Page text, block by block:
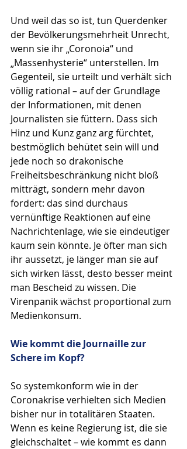
Und weil das so ist, tun Querdenker
der Bevölkerungsmehrheit Unrecht,
wenn sie ihr „Coronoia“ und
„Massenhysterie“ unterstellen. Im
Gegenteil, sie urteilt und verhält sich
völlig rational – auf der Grundlage
der Informationen, mit denen
Journalisten sie füttern. Dass sich
Hinz und Kunz ganz arg fürchtet,
bestmöglich behütet sein will und
jede noch so drakonische
Freiheitsbeschränkung nicht bloß
mitträgt, sondern mehr davon
fordert: das sind durchaus
vernünftige Reaktionen auf eine
Nachrichtenlage, wie sie eindeutiger
kaum sein könnte. Je öfter man sich
ihr aussetzt, je länger man sie auf
sich wirken lässt, desto besser meint
man Bescheid zu wissen. Die
Virenpanik wächst proportional zum
Medienkonsum.
Wie kommt die Journaille zur
Schere im Kopf?
So systemkonform wie in der
Coronakrise verhielten sich Medien
bisher nur in totalitären Staaten.
Wenn es keine Regierung ist, die sie
gleichschaltet – wie kommt es dann